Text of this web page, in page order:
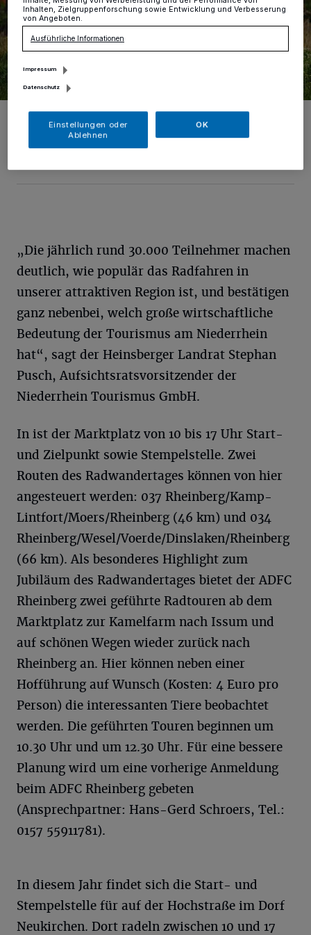
„Der Niederrheinische Radwandertag ist eine gute Gelegenheit,
unsere wunderschöne Region zwischen Rhein und Maas
kennenzulernen“, sagt Martina Baumgärtner, Geschäftsführerin der
Niederrhein Tourismus GmbH.
„Die jährlich rund 30.000 Teilnehmer machen
deutlich, wie populär das Radfahren in
unserer attraktiven Region ist, und bestätigen
ganz nebenbei, welch große wirtschaftliche
Bedeutung der Tourismus am Niederrhein
hat“, sagt der Heinsberger Landrat Stephan
Pusch, Aufsichtsratsvorsitzender der
Niederrhein Tourismus GmbH.
In ist der Marktplatz von 10 bis 17 Uhr Start-
und Zielpunkt sowie Stempelstelle. Zwei
Routen des Radwandertages können von hier
angesteuert werden: 037 Rheinberg/Kamp-
Lintfort/Moers/Rheinberg (46 km) und 034
Rheinberg/Wesel/Voerde/Dinslaken/Rheinberg
(66 km). Als besonderes Highlight zum
Jubiläum des Radwandertages bietet der ADFC
Rheinberg zwei geführte Radtouren ab dem
Marktplatz zur Kamelfarm nach Issum und
auf schönen Wegen wieder zurück nach
Rheinberg an. Hier können neben einer
Hofführung auf Wunsch (Kosten: 4 Euro pro
Person) die interessanten Tiere beobachtet
werden. Die geführten Touren beginnen um
10.30 Uhr und um 12.30 Uhr. Für eine bessere
Planung wird um eine vorherige Anmeldung
beim ADFC Rheinberg gebeten
(Ansprechpartner: Hans-Gerd Schroers, Tel.:
0157 55911781).
In diesem Jahr findet sich die Start- und
Stempelstelle für auf der Hochstraße im Dorf
Neukirchen. Dort radeln zwischen 10 und 17
Inhalten, Zielgruppenforschung sowie Entwicklung und Verbesserung
von Angeboten.
Ausführliche Informationen
Impressum
Datenschutz
Einstellungen oder
Ablehnen
OK